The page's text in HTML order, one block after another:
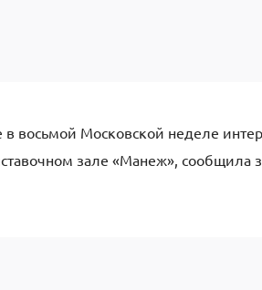
в восьмой Московской неделе
зале «Манеж», сообщила